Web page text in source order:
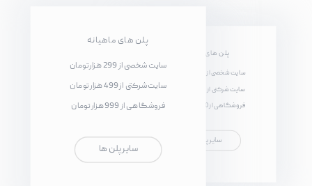
پلن های ماهیانه
سایت شخصی از 299 هزار تومان
سایت شرکتی از 499 هزار تومان
فروشگاهی از 999 هزار تومان
سایر پلن ها
پلن های سالیانه
سایت شخصی از 3 میلیون تومان
سایت شرکتی از 5 میلیون تومان
فروشگاهی از 10 میلیون تومان
سایر پلن ها